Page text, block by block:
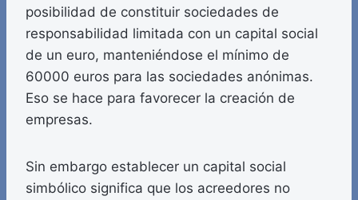
posibilidad de constituir sociedades de
responsabilidad limitada con un capital social
de un euro, manteniéndose el mínimo de
60000 euros para las sociedades anónimas.
Eso se hace para favorecer la creación de
empresas.
Sin embargo establecer un capital social
simbólico significa que los acreedores no